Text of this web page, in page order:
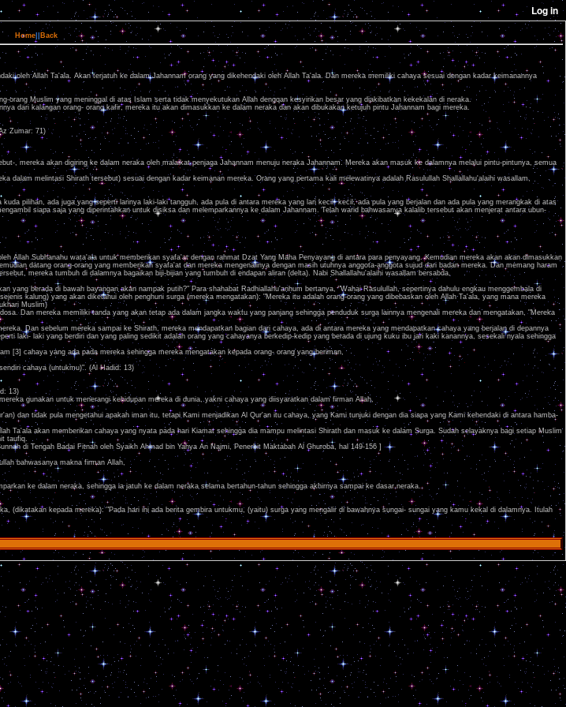
Home Back
oleh Allah Ta'ala. Akan terjatuh ke dalam Jahannam orang yang dikehendaki oleh Allah Ta'ala. Dan mereka memiliki cahaya sesuai dengan kadar keimanannya
Muslim yang meninggal di atas Islam serta tidak menyekutukan Allah dengqan kesyirikan besar yang diakibatkan kekekalan di neraka.
dari kalangan orang- orang kafir, mereka itu akan dimasukkan ke dalam neraka dan akan dibukakan ketujuh pintu Jahannam bagi mereka.
Zumar: 71)
, mereka akan digiring ke dalam neraka oleh malaikat penjaga Jahannam menuju neraka Jahannam. Mereka akan masuk ke dalamnya melalui pintu-pintunya, semua
melintasi Shirath tersebut) sesuai dengan kadar keimanan mereka. Orang yang pertama kali melewatinya adalah Rasulullah Shallallahu'alaihi wasallam,
pilihan, ada juga yang seperti larinya laki-laki tangguh, ada pula di antara mereka yang lari kecil- kecil, ada pula yang berjalan dan ada pula yang merangkak di atas
siapa saja yang diperintahkan untuk disiksa dan melemparkannya ke dalam Jahannam. Telah warid bahwasanya kalalib tersebut akan menjerat antara ubun-
Allah Subhanahu wata'ala untuk memberikan syafa'at dengan rahmat Dzat Yang Maha Penyayang di antara para penyayang. Kemudian mereka akan akan dimasukkan
datang orang-orang yang memberikan syafa'at dan mereka mengenalinya dengan masih utuhnya anggota-anggota sujud dari badan mereka. Dan memang haram
mereka tumbuh di dalamnya bagaikan biji-bijian yang tumbuh di endapan aliran (delta). Nabi Shallallahu'alaihi wasallam bersabda,
berada di bawah bayangan akan nampak putih?" Para shahabat Radhiallahu'anhum bertanya, "Wahai Rasulullah, sepertinya dahulu engkau menggembala di
kalung) yang akan diketahui oleh penghuni surga (mereka mengatakan): "Mereka itu adalah orang-orang yang dibebaskan oleh Allah Ta'ala, yang mana mereka
Muslim)
Dan mereka memiliki tanda yang akan tetap ada dalam jangka waktu yang panjang sehingga penduduk surga lainnya mengenali mereka dan mengatakan, "Mereka
Dan sebelum mereka sampai ke Shirath, mereka mendapatkan bagian dari cahaya, ada di antara mereka yang mendapatkan cahaya yang berjalan di depannya
laki- laki yang berdiri dan yang paling sedikit adalah orang yang cahayanya berkedip-kedip yang berada di ujung kuku ibu jari kaki kanannya, sesekali nyala sehingga
[3] cahaya yang ada pada mereka sehingga mereka mengatakan kepada orang- orang yang beriman,
cahaya (untukmu)". (Al Hadid: 13)
13)
gunakan untuk menerangi kehidupan mereka di dunia, yakni cahaya yang diisyaratkan dalam firman Allah,
dan tidak pula mengetahui apakah iman itu, tetapi Kami menjadikan Al Qur'an itu cahaya, yang Kami tunjuki dengan dia siapa yang Kami kehendaki di antara hamba-
Ta'ala akan memberikan cahaya yang nyata pada hari Kiamat sehingga dia mampu melintasi Shirath dan masuk ke dalam Surga. Sudah selayaknya bagi setiap Muslim
taufiq.
di Tengah Badai Fitnah oleh Syaikh Ahmad bin Yahya An Najmi, Penerbit Maktabah Al Ghuroba, hal 149-156 ]
bahwasanya makna firman Allah,
ke dalam neraka, sehingga ia jatuh ke dalam neraka selama bertahun-tahun sehingga akhirnya sampai ke dasar neraka.
kepada mereka): "Pada hari ini ada berita gembira untukmu, (yaitu) surga yang mengalir di bawahnya sungai- sungai yang kamu kekal di dalamnya. Itulah